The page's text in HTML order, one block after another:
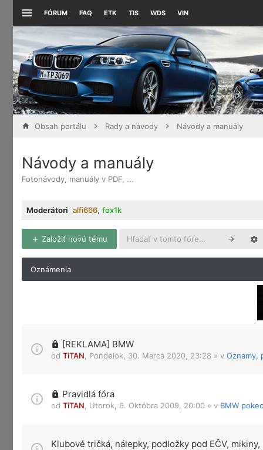
FÓRUM FAQ ETK TIS WDS VIN
Obsah portálu Rady a návody Návody a manuály
Návody a manuály
Fotonávody, manuály v PDF, ...
Moderátori alfi666, fox1k
Založiť novú tému
Oznámenia
[REKLAMA] BMW
od TiTAN Pondelok, 30. Marca 2020, 23:28 » v Oznamy,
Pravidlá fóra
od TiTAN Utorok, 6. Októbra 2009, 20:00 » v BMW pokec
Klubové tričká, nálepky, podložky pod EČV,